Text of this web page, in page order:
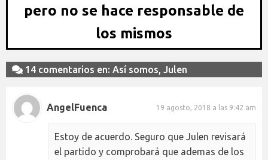
pero no se hace responsable de
los mismos
14 comentarios en: Así somos, Julen
AngelFuenca 19 agosto, 2018 a las 9:42 am
Estoy de acuerdo. Seguro que Julen revisará
el partido y comprobará que ademas de los